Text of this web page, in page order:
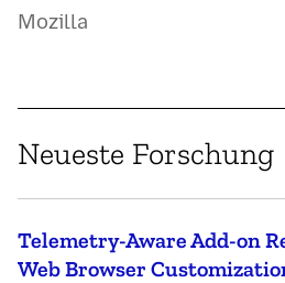
Mozilla
Neueste Forschung
Telemetry-Aware Add-on
Web Browser